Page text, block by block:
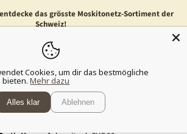
das grösste Moskitonetz-Sortiment der
Schweiz!
Cookies, um dir das bestmögliche
bieten. Mehr dazu
Alles klar Ablehnen